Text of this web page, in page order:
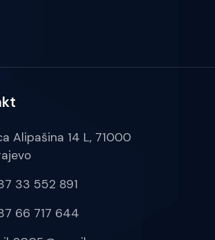
Alipašina 14 L, 71000
33 552 891
66 717 644